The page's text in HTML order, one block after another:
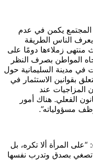
المجتمع يكمن في عدم
الناس الطريقة
منتهى زملاءها دومًا على
المواطن بصرف النظر
في مدينة السليمانية حول
بقوانين الاستثمار في
المزاجيات عند
الفعلي. هناك أمور
مسؤولياته”.
المرأة ألا تكره، بل
تصغي بصدق وتدرب نفسها